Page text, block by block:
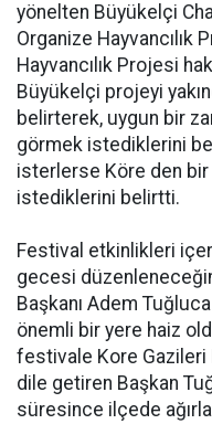
yönelten Büyükelçi
Organize Hayvancılık
Hayvancılık Projesi
Büyükelçi projeyi
belirterek, uygun bir
görmek istediklerini
isterlerse Köre den
istediklerini belirtti.
Festival etkinlikleri
gecesi
Başkanı Adem Tuğluca
önemli bir yere haiz
festivale Kore Gazileri
dile getiren Başkan
süresince ilçede